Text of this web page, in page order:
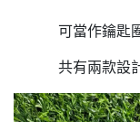
可當作鑰匙
共有兩款設